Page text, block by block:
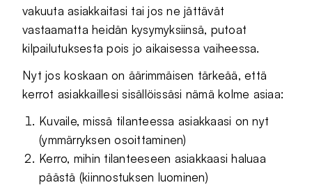
vakuuta asiakkaitasi tai jos ne jättävät
vastaamatta heidän kysymyksiinsä, putoat
kilpailutuksesta pois jo aikaisessa vaiheessa.
Nyt jos koskaan on äärimmäisen tärkeää, että
kerrot asiakkaillesi sisällöissäsi nämä kolme asiaa:
Kuvaile, missä tilanteessa asiakkaasi on nyt
(ymmärryksen osoittaminen)
Kerro, mihin tilanteeseen asiakkaasi haluaa
päästä (kiinnostuksen luominen)